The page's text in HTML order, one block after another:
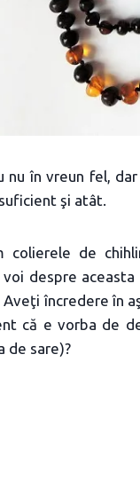
nu în vreun fel,
şi atât.
colierele de
despre
încredere în
că e vorba de
de sare)?